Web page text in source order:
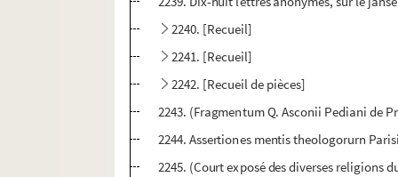
2240. [Recueil]
2241. [Recueil]
2242. [Recueil de pièces]
2243. (Fragmentum Q. Asconii Pediani de
2244. Assertiones mentis theologorurn
2245. (Court exposé des diverses religions